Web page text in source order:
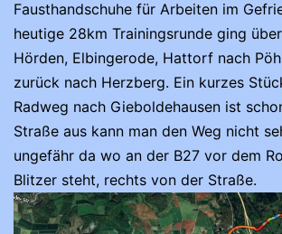
Fausthandschuhe für Arbeiten im
heutige 28km Trainingsrunde ging
Hörden, Elbingerode, Hattorf nach
zurück nach Herzberg. Ein kurzes
Radweg nach Gieboldehausen ist
Straße aus kann man den Weg nicht
ungefähr da wo an der B27 vor dem
Blitzer steht, rechts von der Straße.